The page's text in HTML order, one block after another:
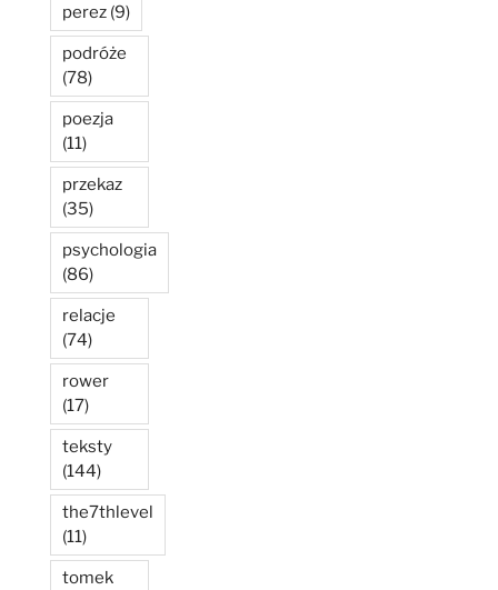
perez (9)
podróże
(78)
poezja
(11)
przekaz
(35)
psychologia
(86)
relacje
(74)
rower
(17)
teksty
(144)
the7thlevel
(11)
tomek